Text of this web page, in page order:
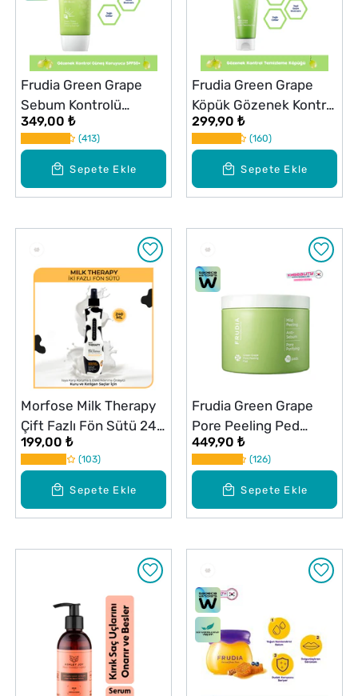
Sepete Ekle
Frudia Green Grape
Sebum Kontrolü
Sağlayan Serinletici
Yüz Güneş Kremi
SPF50+ PA++++ 50g
349,00 ₺
413
Sepete Ekle
Frudia Green Grape
Köpük Gözenek Kontrol
Temizleyici 145 ml
299,90 ₺
160
Sepete Ekle
Morfose Milk Therapy
Çift Fazlı Fön Sütü 240
ml
199,00 ₺
103
Sepete Ekle
Frudia Green Grape
Pore Peeling Ped
Gözenek Kontrol 70
Adet
449,90 ₺
126